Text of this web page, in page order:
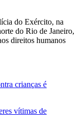
do Exército, na
do Rio de Janeiro,
direitos humanos
crianças é
vítimas de